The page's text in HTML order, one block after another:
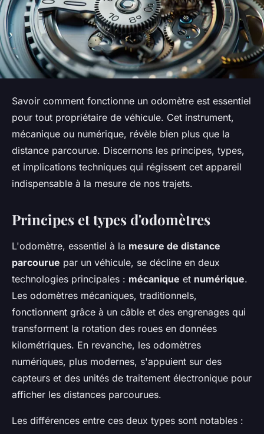
Savoir comment fonctionne un odomètre est essentiel
pour tout propriétaire de véhicule. Cet instrument,
mécanique ou numérique, révèle bien plus que la
distance parcourue. Discernons les principes, types,
et implications techniques qui régissent cet appareil
indispensable à la mesure de nos trajets.
Principes et types d'odomètres
L'odomètre, essentiel à la mesure de distance
parcourue par un véhicule, se décline en deux
technologies principales : mécanique et numérique.
Les odomètres mécaniques, traditionnels,
fonctionnent grâce à un câble et des engrenages qui
transforment la rotation des roues en données
kilométriques. En revanche, les odomètres
numériques, plus modernes, s'appuient sur des
capteurs et des unités de traitement électronique pour
afficher les distances parcourues.
Les différences entre ces deux types sont notables :